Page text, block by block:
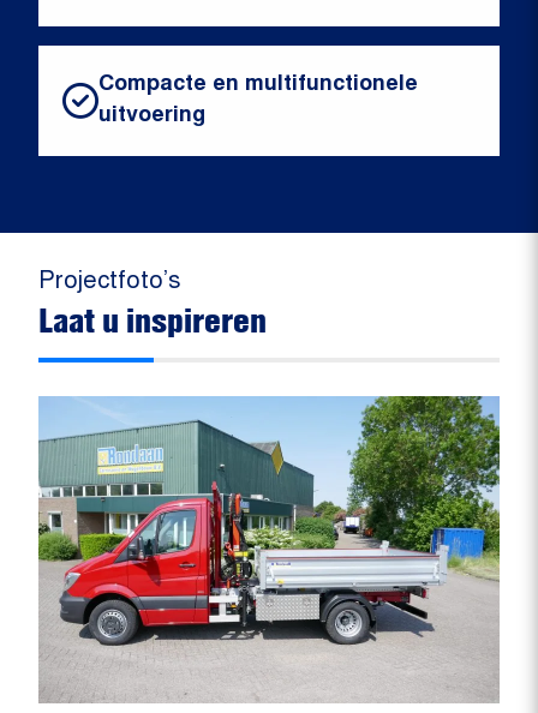
Compacte en multifunctionele
uitvoering
Projectfoto’s
Laat u inspireren